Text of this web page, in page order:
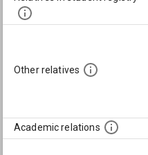
Other relatives
Academic relations